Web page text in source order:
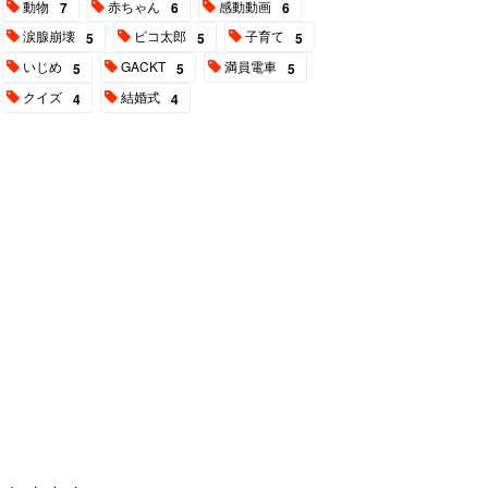
動物 7 赤ちゃん 6 感動動画 6
涙腺崩壊 5 ピコ太郎 5 子育て 5
いじめ 5 GACKT 5 満員電車 5
クイズ 4 結婚式 4